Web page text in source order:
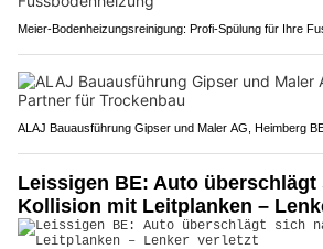
Meier-Bodenheizungsreinigung: Profi-Spülung für Ihre
ALAJ Bauausführung Gipser und Maler AG, Heimberg
Leissigen BE: Auto überschlägt
Kollision mit Leitplanken –